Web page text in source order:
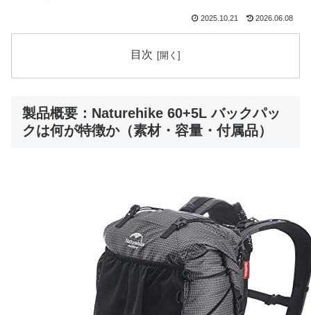
2025.10.21 2026.06.08
目次
製品概要：Naturehike 60+5L バックパッ
クは何が特徴か（素材・容量・付属品）